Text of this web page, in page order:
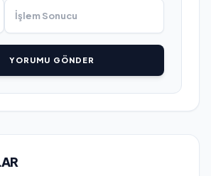
YORUMU GÖNDER